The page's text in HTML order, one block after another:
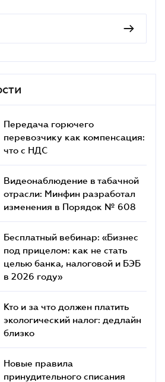
Передача горючего
перевозчику как компенсация:
что с НДС
Видеонаблюдение в табачной
отрасли: Минфин разработал
изменения в Порядок № 608
Бесплатный вебинар: «Бизнес
под прицелом: как не стать
целью банка, налоговой и БЭБ
в 2026 году»
Кто и за что должен платить
экологический налог: дедлайн
близко
Новые правила
принудительного списания